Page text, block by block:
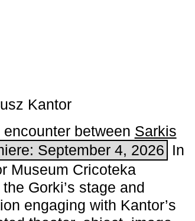
Kantor
between Sarkis
September 4, 2026 In
Museum Cricoteka
Gorki’s stage and
engaging with Kantor’s